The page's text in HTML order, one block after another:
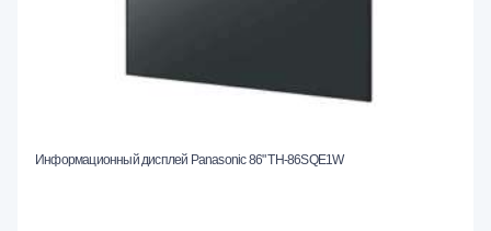
Информационный дисплей Panasonic 86" TH-86SQE1W